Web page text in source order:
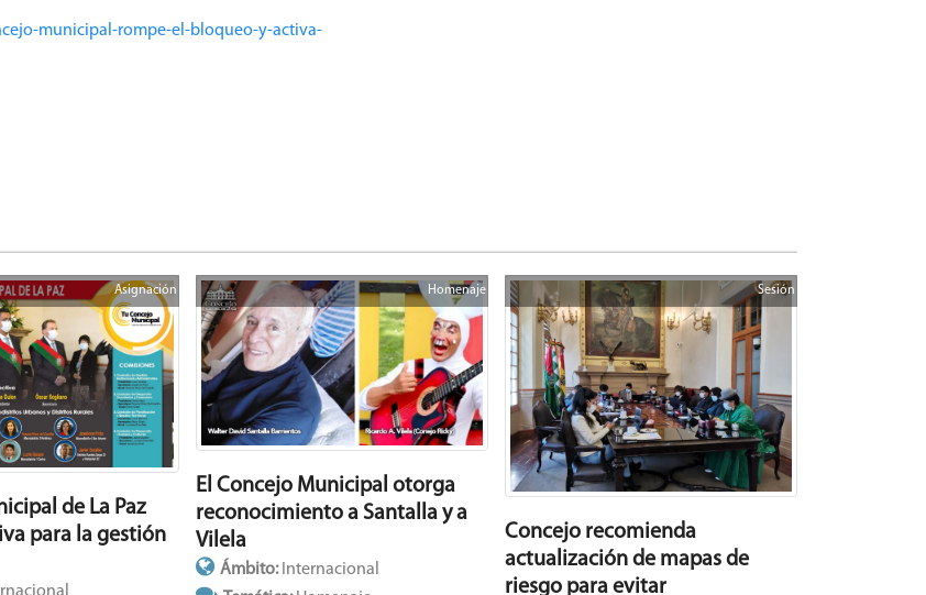
municipal-rompe-el-bloqueo-y-activa-
Asignación
de La Paz
para la gestión
Homenaje
El Concejo Municipal otorga
reconocimiento a Santalla y a
Vilela
Ámbito: Internacional
Sesión
Concejo recomienda
actualización de mapas de
riesgo para evitar